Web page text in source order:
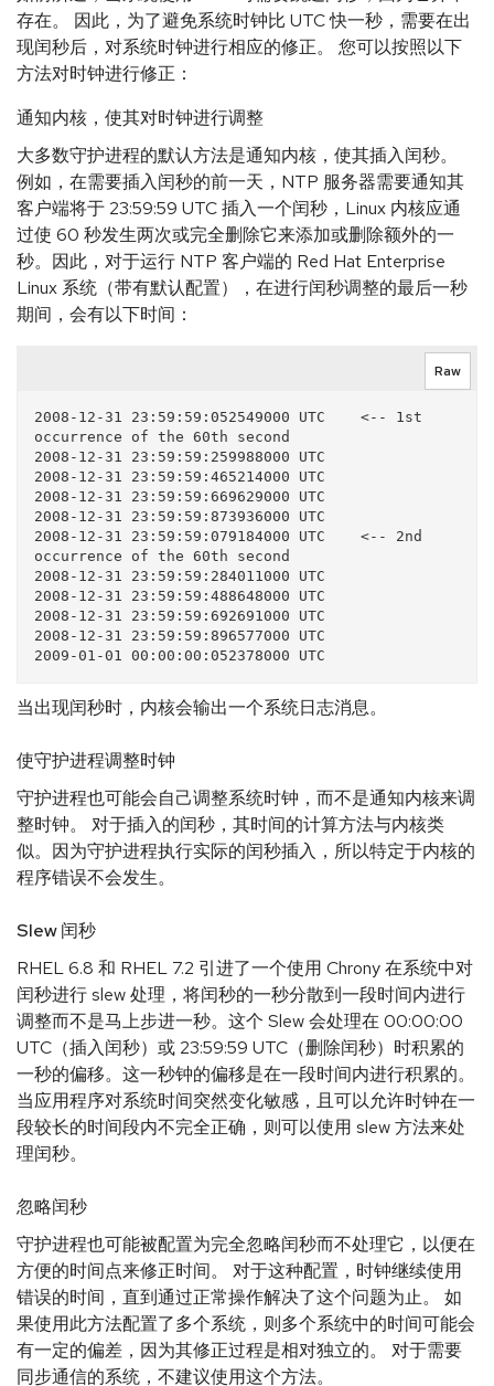
存在。 因此，为了避免系统时钟比 UTC 快一秒，需要在出
现闰秒后，对系统时钟进行相应的修正。 您可以按照以下
方法对时钟进行修正：
通知内核，使其对时钟进行调整
大多数守护进程的默认方法是通知内核，使其插入闰秒。
例如，在需要插入闰秒的前一天，NTP 服务器需要通知其
客户端将于 23:59:59 UTC 插入一个闰秒，Linux 内核应通
过使 60 秒发生两次或完全删除它来添加或删除额外的一
秒。因此，对于运行 NTP 客户端的 Red Hat Enterprise
Linux 系统（带有默认配置），在进行闰秒调整的最后一秒
期间，会有以下时间：
Raw
2008-12-31 23:59:59:052549000 UTC    <-- 1st
occurrence of the 60th second
2008-12-31 23:59:59:259988000 UTC
2008-12-31 23:59:59:465214000 UTC
2008-12-31 23:59:59:669629000 UTC
2008-12-31 23:59:59:873936000 UTC
2008-12-31 23:59:59:079184000 UTC    <-- 2nd
occurrence of the 60th second
2008-12-31 23:59:59:284011000 UTC
2008-12-31 23:59:59:488648000 UTC
2008-12-31 23:59:59:692691000 UTC
2008-12-31 23:59:59:896577000 UTC
当出现闰秒时，内核会输出一个系统日志消息。
使守护进程调整时钟
守护进程也可能会自己调整系统时钟，而不是通知内核来调
整时钟。 对于插入的闰秒，其时间的计算方法与内核类
似。因为守护进程执行实际的闰秒插入，所以特定于内核的
程序错误不会发生。
Slew 闰秒
RHEL 6.8 和 RHEL 7.2 引进了一个使用 Chrony 在系统中对
闰秒进行 slew 处理，将闰秒的一秒分散到一段时间内进行
调整而不是马上步进一秒。这个 Slew 会处理在 00:00:00
UTC（插入闰秒）或 23:59:59 UTC（删除闰秒）时积累的
一秒的偏移。这一秒钟的偏移是在一段时间内进行积累的。
当应用程序对系统时间突然变化敏感，且可以允许时钟在一
段较长的时间段内不完全正确，则可以使用 slew 方法来处
理闰秒。
忽略闰秒
守护进程也可能被配置为完全忽略闰秒而不处理它，以便在
方便的时间点来修正时间。 对于这种配置，时钟继续使用
错误的时间，直到通过正常操作解决了这个问题为止。 如
果使用此方法配置了多个系统，则多个系统中的时间可能会
有一定的偏差，因为其修正过程是相对独立的。 对于需要
同步通信的系统，不建议使用这个方法。